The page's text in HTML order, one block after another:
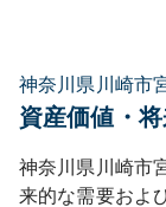
神奈川県川崎市
資産価値・
神奈川県 川崎市
来的な需要およ